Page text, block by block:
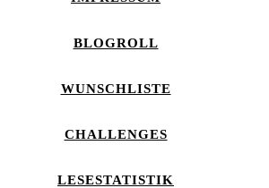
BLOGROLL
WUNSCHLISTE
CHALLENGES
LESESTATISTIK